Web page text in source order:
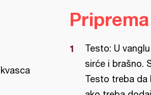
Priprema
Testo: U
sirće i brašno.
Testo treba da